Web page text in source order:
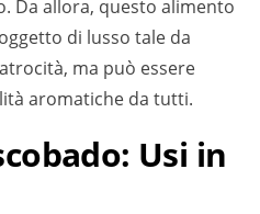
Da allora, questo alimento
di lusso tale da
ma può essere
aromatiche da tutti.
Usi in